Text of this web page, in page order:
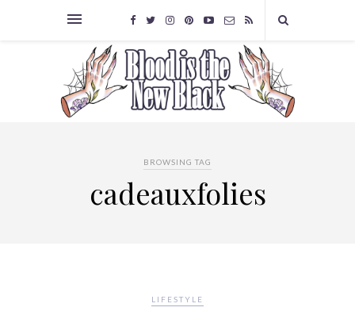
BROWSING TAG
cadeauxfolies
LIFESTYLE